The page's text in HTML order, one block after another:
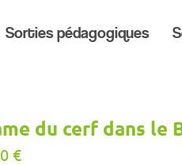
Sorties pédagogiques
du cerf dans le
€